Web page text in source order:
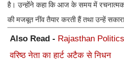
है। उन्होंने कहा कि आज के समय में रचनात्मक
की मजबूत नींव तैयार करती हैं तथा उन्हें
Also Read - Rajasthan
वरिष्ठ नेता का हार्ट अटैक से निधन